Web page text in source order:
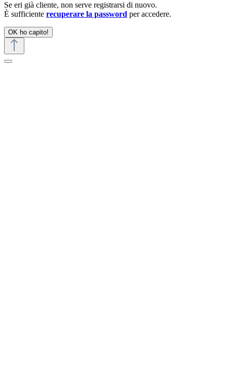
Se eri già cliente, non serve registrarsi di nuovo.
È sufficiente recuperare la password per accedere.
OK ho capito!